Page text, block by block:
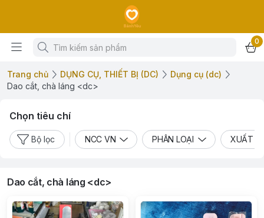
0
Trang chủ DỤNG CỤ, THIẾT BỊ (DC)
Dụng cụ (dc)
Dao cắt, chà láng <dc>
Chọn tiêu chí
Bộ lọc NCC VN PHÂN LOẠI XUẤT
Dao cắt, chà láng <dc>